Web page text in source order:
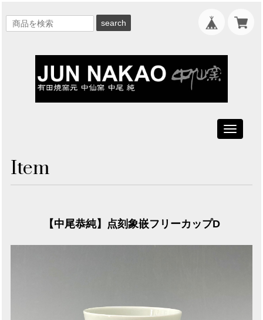
search
Toggle
Item
【中尾恭純】点刻象嵌フリーカップD